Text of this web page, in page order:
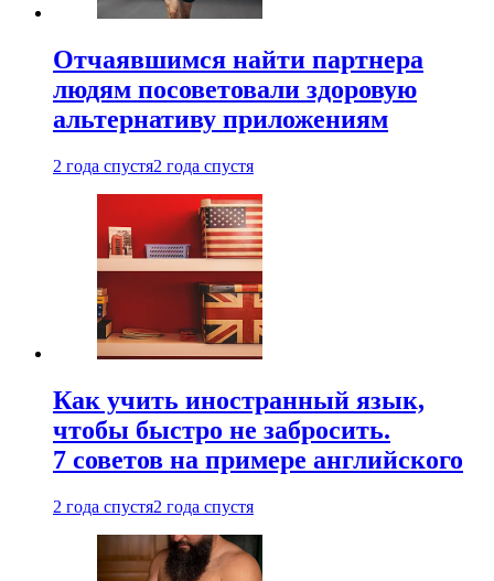
Отчаявшимся найти партнера
людям посоветовали здоровую
альтернативу приложениям
2 года спустя2 года спустя
Как учить иностранный язык,
чтобы быстро не забросить.
7 советов на примере английского
2 года спустя2 года спустя